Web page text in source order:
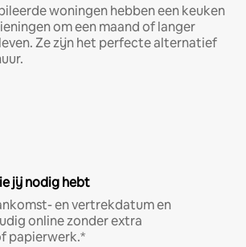
woningen hebben een keuken
om een maand of langer
Ze zijn het perfecte alternatief
jij nodig hebt
en vertrekdatum en
online zonder extra
papierwerk.*